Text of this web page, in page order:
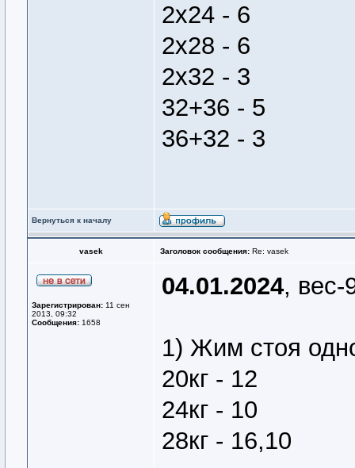
2х24 - 6
2х28 - 6
2х32 - 3
32+36 - 5
36+32 - 3
Вернуться к началу
vasek Заголовок сообщения: Re: vasek
Зарегистрирован: 11 сен
2013, 09:32
Сообщения: 1658
04.01.2024, вес-
1) Жим стоя
20кг - 12
24кг - 10
28кг - 16,10